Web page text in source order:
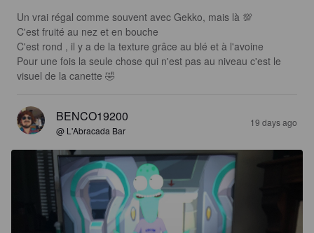
Un vrai régal comme souvent avec Gekko, mais là 💯
C'est fruité au nez et en bouche
C'est rond , il y a de la texture grâce au blé et à l'avoine
Pour une fois la seule chose qui n'est pas au niveau c'est le
visuel de la canette 🤣
BENCO19200
@ L'Abracada Bar
19 days ago